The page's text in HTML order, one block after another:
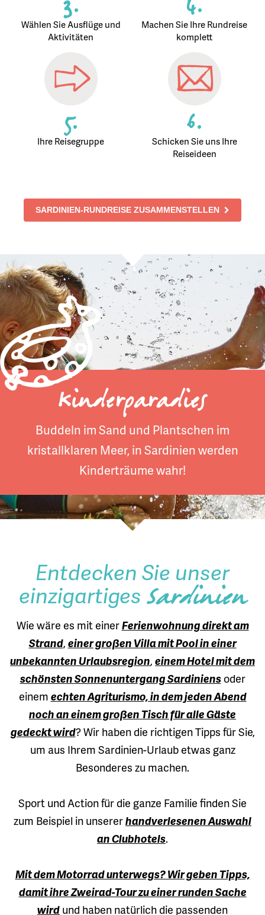
3.
Wählen Sie Ausflüge und
Aktivitäten
4.
Machen Sie Ihre Rundreise
komplett
5.
Ihre Reisegruppe
6.
Schicken Sie uns Ihre
Reiseideen
SARDINIEN-RUNDREISE ZUSAMMENSTELLEN
Kinderparadies
Buddeln im Sand und Plantschen im
kristallklaren Meer, in Sardinien werden
Kinderträume wahr!
Entdecken Sie unser
einzigartiges Sardinien
Wie wäre es mit einerFerienwohnung direkt am
Strand, einer großen Villa mit Pool in einer
unbekannten Urlaubsregion, einem Hotel mit dem
schönsten Sonnenuntergang Sardiniensoder
einem echten Agriturismo, in dem jeden Abend
noch an einem großen Tisch für alle Gäste
gedeckt wird? Wir haben die richtigen Tipps für Sie,
um aus Ihrem Sardinien-Urlaub etwas ganz
Besonderes zu machen.
Sport und Action für die ganze Familie finden Sie
zum Beispiel in unsererhandverlesenen Auswahl
an Clubhotels.
Mit dem Motorrad unterwegs? Wir geben Tipps,
damit ihre Zweirad-Tour zu einer runden Sache
wird und haben natürlich die passenden